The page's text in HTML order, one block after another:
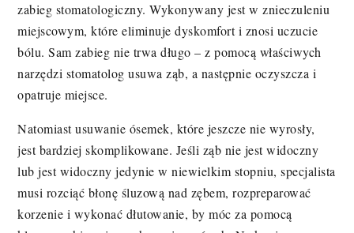
zabieg stomatologiczny. Wykonywany jest w znieczuleniu
miejscowym, które eliminuje dyskomfort i znosi uczucie
bólu. Sam zabieg nie trwa długo – z pomocą właściwych
narzędzi stomatolog usuwa ząb, a następnie oczyszcza i
opatruje miejsce.
Natomiast usuwanie ósemek, które jeszcze nie wyrosły,
jest bardziej skomplikowane. Jeśli ząb nie jest widoczny
lub jest widoczny jedynie w niewielkim stopniu, specjalista
musi rozciąć błonę śluzową nad zębem, rozpreparować
korzenie i wykonać dłutowanie, by móc za pomocą